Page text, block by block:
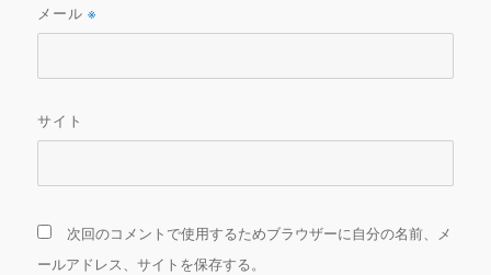
メール※
サイト
次回のコメントで使用するためブラウザーに自分の名前、メ
ールアドレス、サイトを保存する。